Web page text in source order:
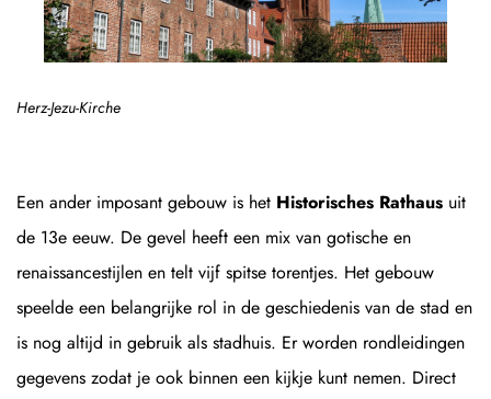
Herz-Jezu-Kirche
Een ander imposant gebouw is het Historisches Rathaus uit
de 13e eeuw. De gevel heeft een mix van gotische en
renaissancestijlen en telt vijf spitse torentjes. Het gebouw
speelde een belangrijke rol in de geschiedenis van de stad en
is nog altijd in gebruik als stadhuis. Er worden rondleidingen
gegevens zodat je ook binnen een kijkje kunt nemen. Direct